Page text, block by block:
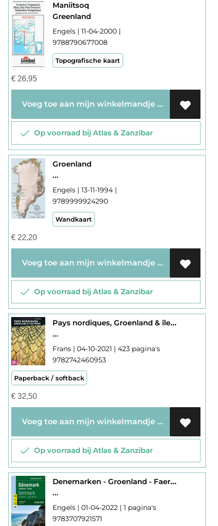
Maniitsoq
Greenland
Engels | 11-04-2000 |
9788790677008
Topografische kaart
€26,95
Voeg toe aan mijn winkelmandje
Op voorraad bij Atlas & Zanzibar
Groenland
...
Engels | 13-11-1994 |
9789999924290
Wandkaart
€22,20
Voeg toe aan mijn winkelmandje
Op voorraad bij Atlas & Zanzibar
Pays nordiques, Groenland & îles Féroé
...
Frans | 04-10-2021 | 423 pagina's
9782742460953
Paperback / softback
€32,50
Voeg toe aan mijn winkelmandje
Op voorraad bij Atlas & Zanzibar
Denemarken - Groenland - Faeröer
...
Engels | 01-04-2022 | 1 pagina's
9783707921571